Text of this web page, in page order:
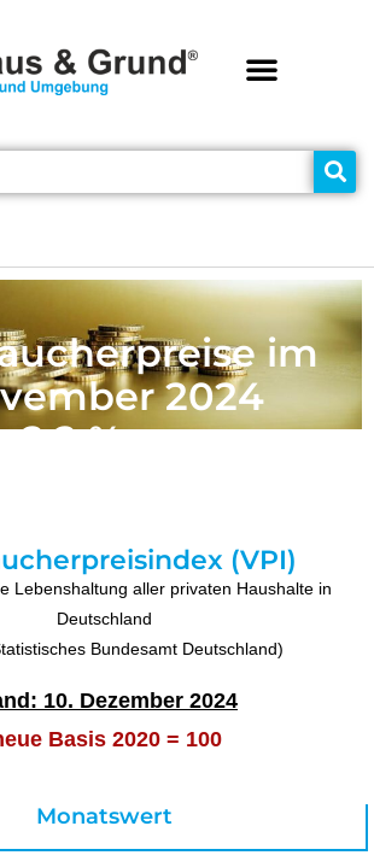
im
2024
2,2 % zum
(VPI)
Lebenshaltung aller privaten Haushalte in
Deutschland
Bundesamt Deutschland)
10. Dezember 2024
Basis 2020 = 100
Monatswert